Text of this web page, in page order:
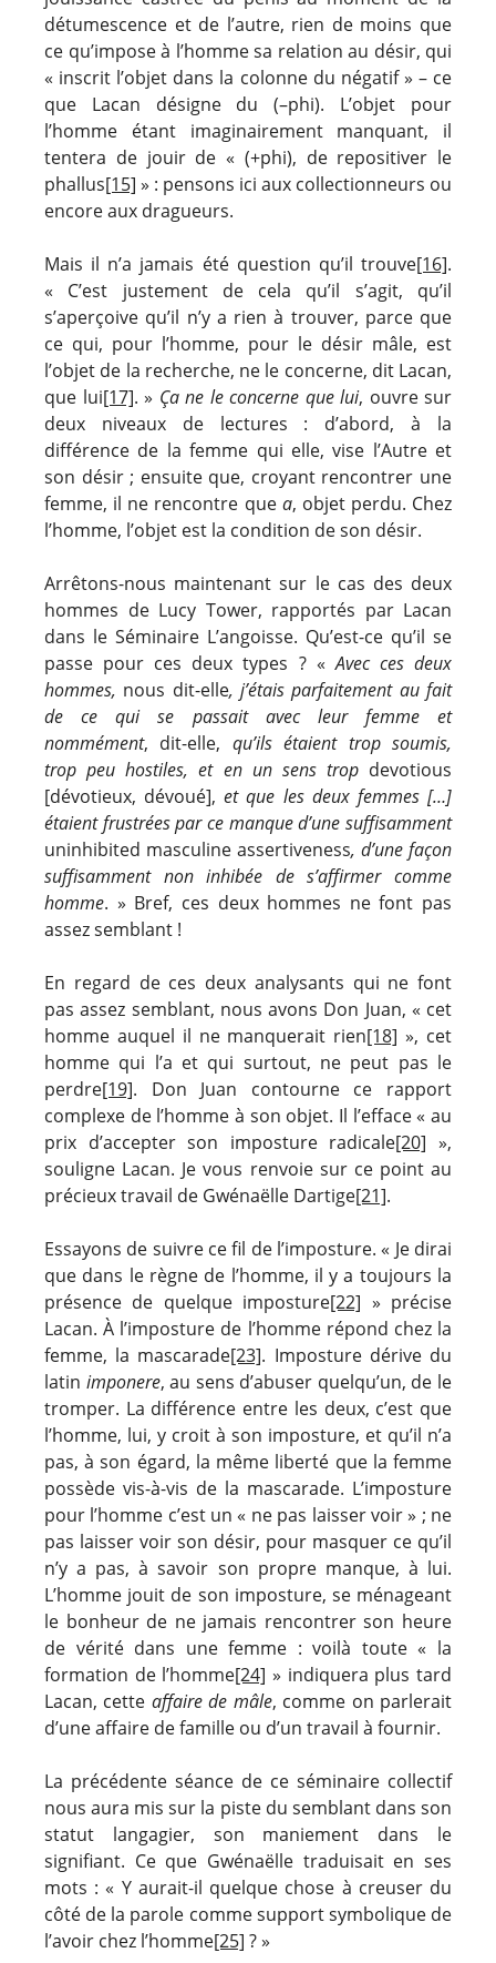
détumescence et de l’autre, rien de moins que
ce qu’impose à l’homme sa relation au désir, qui
« inscrit l’objet dans la colonne du négatif » – ce
que Lacan désigne du (–phi). L’objet pour
l’homme étant imaginairement manquant, il
tentera de jouir de « (+phi), de repositiver le
phallus[15] » : pensons ici aux collectionneurs ou
encore aux dragueurs.
Mais il n’a jamais été question qu’il trouve[16].
« C’est justement de cela qu’il s’agit, qu’il
s’aperçoive qu’il n’y a rien à trouver, parce que
ce qui, pour l’homme, pour le désir mâle, est
l’objet de la recherche, ne le concerne, dit Lacan,
que lui[17]. » Ça ne le concerne que lui, ouvre sur
deux niveaux de lectures : d’abord, à la
différence de la femme qui elle, vise l’Autre et
son désir ; ensuite que, croyant rencontrer une
femme, il ne rencontre que a, objet perdu. Chez
l’homme, l’objet est la condition de son désir.
Arrêtons-nous maintenant sur le cas des deux
hommes de Lucy Tower, rapportés par Lacan
dans le Séminaire L’angoisse. Qu’est-ce qu’il se
passe pour ces deux types ? «Avec ces deux
hommes, nous dit-elle, j’étais parfaitement au fait
de ce qui se passait avec leur femme et
nommément, dit-elle, qu’ils étaient trop soumis,
trop peu hostiles, et en un sens trop devotious
[dévotieux, dévoué],et que les deux femmes […]
étaient frustrées par ce manque d’une suffisamment
uninhibited masculine assertiveness, d’une façon
suffisamment non inhibée de s’affirmer comme
homme. » Bref, ces deux hommes ne font pas
assez semblant !
En regard de ces deux analysants qui ne font
pas assez semblant, nous avons Don Juan, « cet
homme auquel il ne manquerait rien[18] », cet
homme qui l’a et qui surtout, ne peut pas le
perdre[19]. Don Juan contourne ce rapport
complexe de l’homme à son objet. Il l’efface « au
prix d’accepter son imposture radicale[20] »,
souligne Lacan. Je vous renvoie sur ce point au
précieux travail de Gwénaëlle Dartige[21].
Essayons de suivre ce fil de l’imposture. « Je dirai
que dans le règne de l’homme, il y a toujours la
présence de quelque imposture[22] » précise
Lacan. À l’imposture de l’homme répond chez la
femme, la mascarade[23]. Imposture dérive du
latin imponere, au sens d’abuser quelqu’un, de le
tromper. La différence entre les deux, c’est que
l’homme, lui, y croit à son imposture, et qu’il n’a
pas, à son égard, la même liberté que la femme
possède vis-à-vis de la mascarade. L’imposture
pour l’homme c’est un « ne pas laisser voir » ; ne
pas laisser voir son désir, pour masquer ce qu’il
n’y a pas, à savoir son propre manque, à lui.
L’homme jouit de son imposture, se ménageant
le bonheur de ne jamais rencontrer son heure
de vérité dans une femme : voilà toute « la
formation de l’homme[24] » indiquera plus tard
Lacan, cette affaire de mâle, comme on parlerait
d’une affaire de famille ou d’un travail à fournir.
La précédente séance de ce séminaire collectif
nous aura mis sur la piste du semblant dans son
statut langagier, son maniement dans le
signifiant. Ce que Gwénaëlle traduisait en ses
mots : « Y aurait-il quelque chose à creuser du
côté de la parole comme support symbolique de
l’avoir chez l’homme[25] ? »